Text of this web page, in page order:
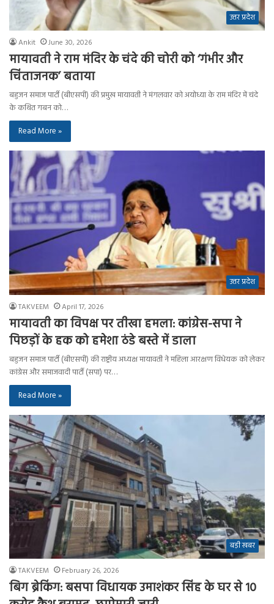
उत्तर प्रदेश
Ankit June 30, 2026
मायावती ने राम मंदिर के चंदे की चोरी को ‘गंभीर और
चिंताजनक’ बताया
बहुजन समाज पार्टी (बीएसपी) की प्रमुख मायावती ने मंगलवार को अयोध्या के राम मंदिर में चंदे
के कथित गबन को…
Read More »
उत्तर प्रदेश
TAKVEEM April 17, 2026
मायावती का विपक्ष पर तीखा हमला: कांग्रेस-सपा ने
पिछड़ों के हक को हमेशा ठंडे बस्ते में डाला
बहुजन समाज पार्टी (बीएसपी) की राष्ट्रीय अध्यक्ष मायावती ने महिला आरक्षण विधेयक को लेकर
कांग्रेस और समाजवादी पार्टी (सपा) पर…
Read More »
बड़ी खबर
TAKVEEM February 26, 2026
बिग ब्रेकिंग: बसपा विधायक उमाशंकर सिंह के घर से 10